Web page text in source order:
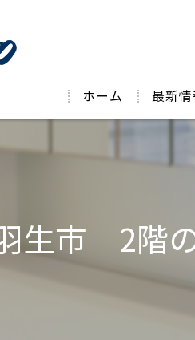
ホーム 最新
生市 2階